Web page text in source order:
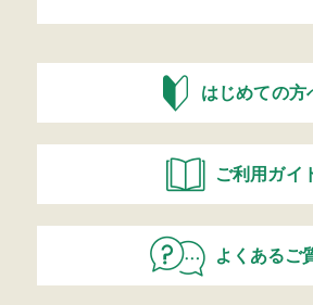
はじめての方
ご利用ガイ
よくあるご